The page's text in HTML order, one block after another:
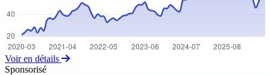
Voir en détails
Sponsorisé